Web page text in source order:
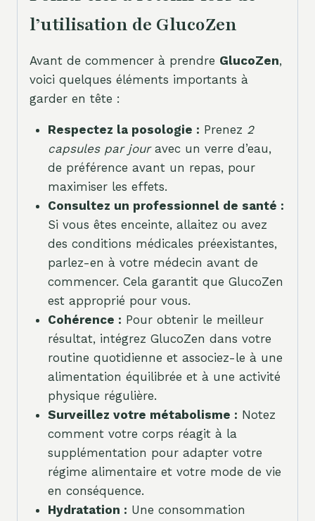
l’utilisation de GlucoZen
Avant de commencer à prendre GlucoZen,
voici quelques éléments importants à
garder en tête :
Respectez la posologie : Prenez 2
capsules par jouravec un verre d’eau,
de préférence avant un repas, pour
maximiser les effets.
Consultez un professionnel de santé :
Si vous êtes enceinte, allaitez ou avez
des conditions médicales préexistantes,
parlez-en à votre médecin avant de
commencer. Cela garantit que GlucoZen
est approprié pour vous.
Cohérence : Pour obtenir le meilleur
résultat, intégrez GlucoZen dans votre
routine quotidienne et associez-le à une
alimentation équilibrée et à une activité
physique régulière.
Surveillez votre métabolisme : Notez
comment votre corps réagit à la
supplémentation pour adapter votre
régime alimentaire et votre mode de vie
en conséquence.
Hydratation : Une consommation